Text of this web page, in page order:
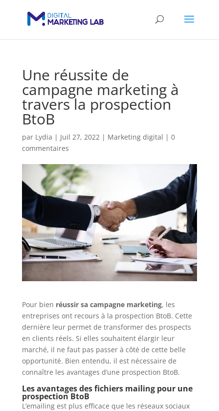
Une réussite de
campagne marketing à
travers la prospection
BtoB
par Lydia | Juil 27, 2022| Marketing digital | 0
commentaires
Pour bien réussir sa campagne marketing, les
entreprises ont recours à la prospection BtoB. Cette
dernière leur permet de transformer des prospects
en clients réels. Si elles souhaitent élargir leur
marché, il ne faut pas passer à côté de cette belle
opportunité. Bien entendu, il est nécessaire de
connaître les avantages d’une prospection BtoB.
Les avantages des fichiers mailing pour une
prospection BtoB
L’emailing est plus efficace que les réseaux sociaux